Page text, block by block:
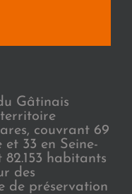
Gâtinais
couvrant 69
et 33 en Seine-
habitants
des
de préservation